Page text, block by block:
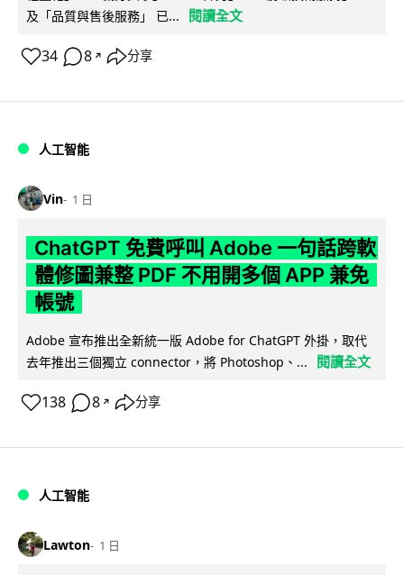
及「品質與售後服務」 已...
閱讀全文
34 8 ↗ 分享
人工智能
Vin 1 日
ChatGPT 免費呼叫 Adobe 一句話跨軟
體修圖兼整 PDF 不用開多個 APP 兼免
帳號
Adobe 宣布推出全新統一版 Adobe for ChatGPT 外掛，取代
去年推出三個獨立 connector，將 Photoshop、...
閱讀全文
138 8 ↗ 分享
人工智能
Lawton 1 日